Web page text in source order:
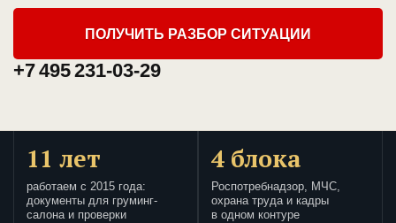
ПОЛУЧИТЬ РАЗБОР СИТУАЦИИ
+7 495 231-03-29
11 лет
работаем с 2015 года:
документы для груминг-
салона и проверки
4 блока
Роспотребнадзор, МЧС,
охрана труда и кадры
в одном контуре